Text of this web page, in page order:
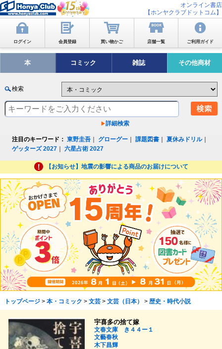
オンライン書店
【ホンヤクラブドットコム】
ログイン 会員登録 買い物かご 店舗一覧 ご利用ガイド
本 コミック 雑誌 その他商材
検索
詳細検索
注目のキーワード： 東野圭吾 グローグー ｜課題図書 ｜夏休みドリル｜
ゲッターズ 2027 ｜六星占術 2027
【お知らせ】地震の影響による商品のお届けについて
トップページ> 本・コミック > 文芸> 文芸（日本） > 歴史・時代小説
宇喜多の捨て嫁
文春文庫 き４４ー１
文藝春秋
木下昌輝